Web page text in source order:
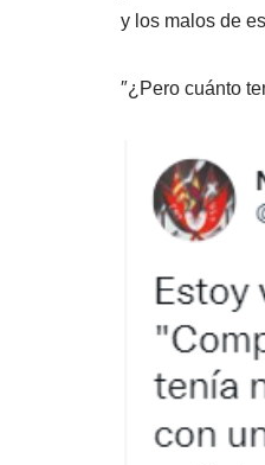
y los malos de
″¿Pero cuánto